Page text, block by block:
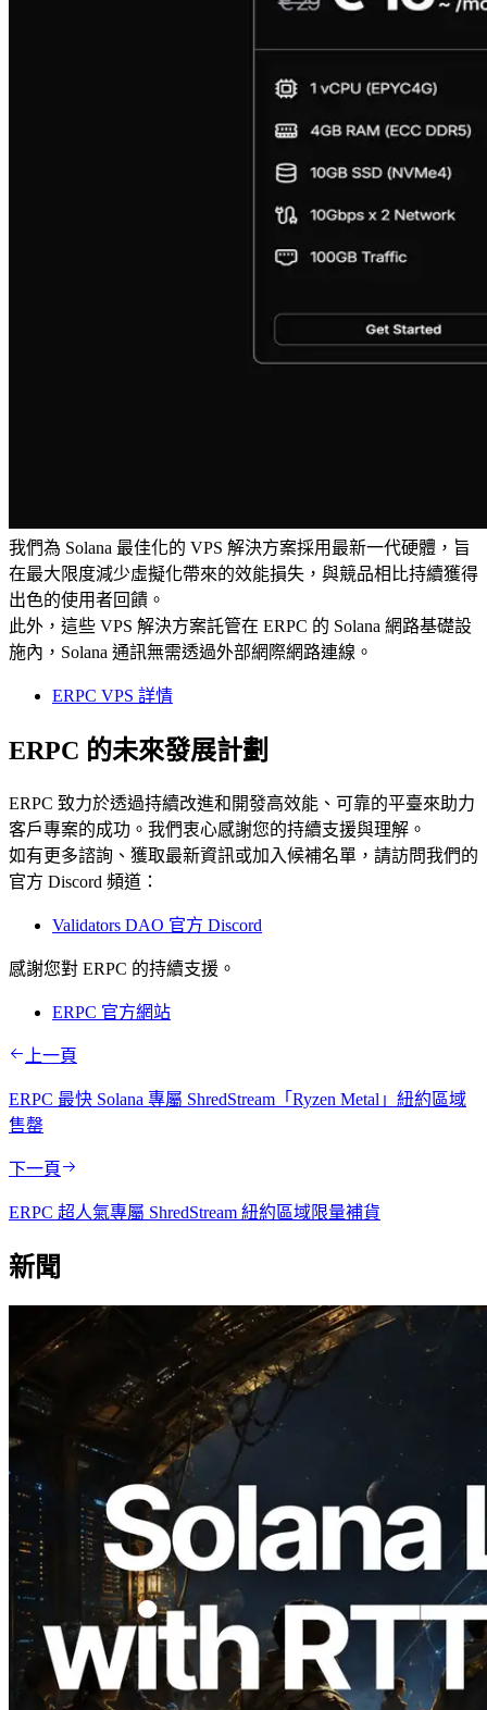
我們為 Solana 最佳化的 VPS 解決方案採用最新一代硬體，旨
在最大限度減少虛擬化帶來的效能損失，與競品相比持續獲得
出色的使用者回饋。
此外，這些 VPS 解決方案託管在 ERPC 的 Solana 網路基礎設
施內，Solana 通訊無需透過外部網際網路連線。
ERPC VPS 詳情
ERPC 的未來發展計劃
ERPC 致力於透過持續改進和開發高效能、可靠的平臺來助力
客戶專案的成功。我們衷心感謝您的持續支援與理解。
如有更多諮詢、獲取最新資訊或加入候補名單，請訪問我們的
官方 Discord 頻道：
Validators DAO 官方 Discord
感謝您對 ERPC 的持續支援。
ERPC 官方網站
上一頁
ERPC 最快 Solana 專屬 ShredStream「Ryzen Metal」紐約區域
售罄
下一頁
ERPC 超人氣專屬 ShredStream 紐約區域限量補貨
新聞
2026.08.05
ERPC 擴展 Solana Leader Slot API：新
增全球 7 個區域的 Ping 測量 —
Validators Information API 同步上線